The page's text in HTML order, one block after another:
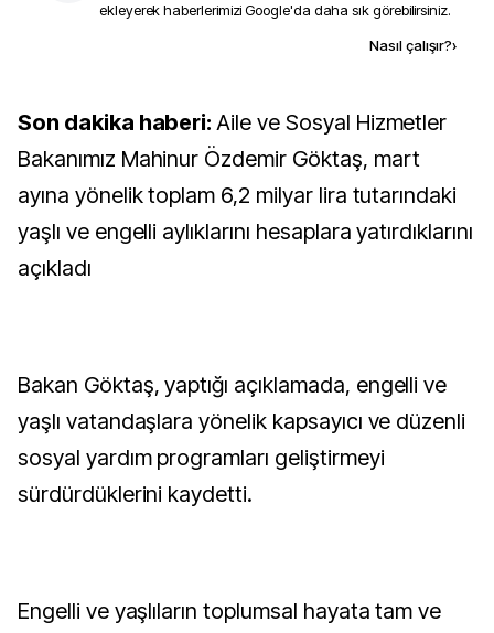
ekleyerek haberlerimizi Google'da daha sık görebilirsiniz.
Nasıl çalışır?›
Son dakika haberi:Aile ve Sosyal Hizmetler
Bakanımız Mahinur Özdemir Göktaş, mart
ayına yönelik toplam 6,2 milyar lira tutarındaki
yaşlı ve engelli aylıklarını hesaplara yatırdıklarını
açıkladı
Bakan Göktaş, yaptığı açıklamada, engelli ve
yaşlı vatandaşlara yönelik kapsayıcı ve düzenli
sosyal yardım programları geliştirmeyi
sürdürdüklerini kaydetti.
Engelli ve yaşlıların toplumsal hayata tam ve